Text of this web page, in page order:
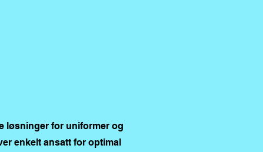
løsninger for uniformer og
enkelt ansatt for optimal